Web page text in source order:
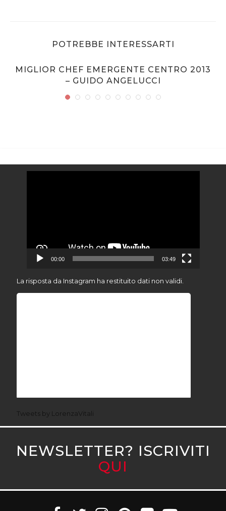
POTREBBE INTERESSARTI
MIGLIOR CHEF EMERGENTE CENTRO 2013
– GUIDO ANGELUCCI
00:00 03:49
La risposta da Instagram ha restituito dati non validi.
Tweets by LorenzaVitali
NEWSLETTER? ISCRIVITI
QUI